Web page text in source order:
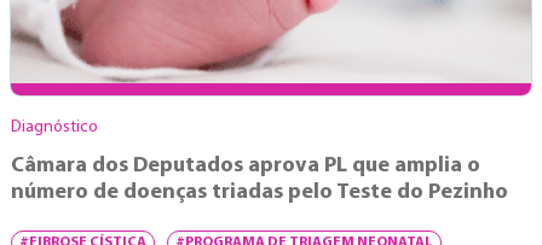
Diagnóstico
Câmara dos Deputados aprova PL que amplia o
número de doenças triadas pelo Teste do Pezinho